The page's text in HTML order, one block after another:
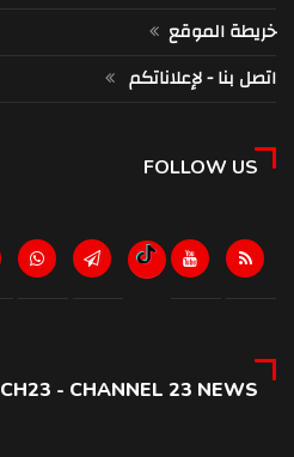
خريطة الموقع
اتصل بنا - لإعلاناتكم
FOLLOW US
CH23 - CHANNEL 23 NEWS